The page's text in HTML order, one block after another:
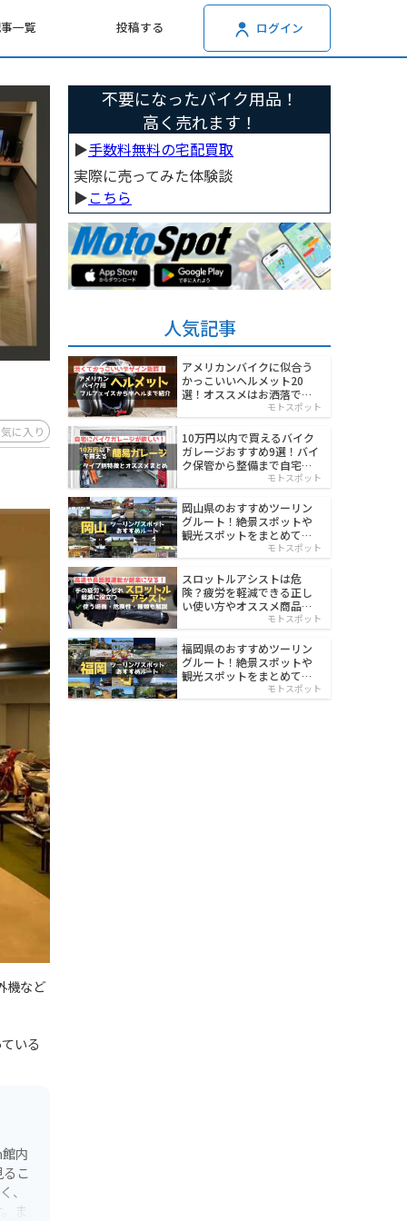
一覧 投稿する ログイン
に入り
機など
いる
内
こ
、
ま
不要になったバイク用品！
高く売れます！
▶︎手数料無料の宅配買取
実際に売ってみた体験談
▶︎こちら
人気記事
アメリカンバイクに似合う
かっこいいヘルメット20
選！オススメはお洒落でワ
モトスポット
10万円以内で買えるバイク
ガレージおすすめ9選！バイ
ク保管から整備まで自宅で
モトスポット
岡山県のおすすめツーリン
グルート！絶景スポットや
観光スポットをまとめて紹
モトスポット
スロットルアシストは危
険？疲労を軽減できる正し
い使い方やオススメ商品を
モトスポット
福岡県のおすすめツーリン
グルート！絶景スポットや
観光スポットをまとめて紹
モトスポット